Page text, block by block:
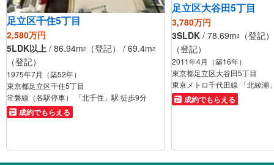
足立区千住5丁目
2,580万円
5LDK以上 / 86.94m2 （登記） / 69.4m2
（登記）
1975年7月（築52年）
東京都足立区千住5丁目
常磐線（各駅停車） 「北千住」駅 徒歩9分
成約でもらえる
足立区大谷田5丁目
3,780万円
3SLDK / 78.69m2
（登記
（登記）
2011年4月（築16年）
東京都足立区大谷田5丁目
東京メトロ千代田線 「北綾瀬
成約でもらえる